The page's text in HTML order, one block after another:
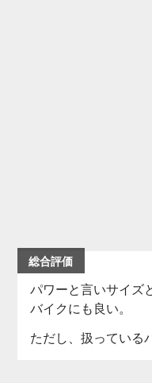
総合評価
パワーと言いサイズ
バイクにも良い。
ただし、扱っている